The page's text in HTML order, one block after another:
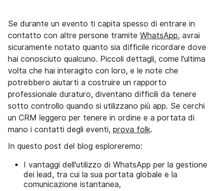
Se durante un evento ti capita spesso di entrare in
contatto con altre persone tramite WhatsApp, avrai
sicuramente notato quanto sia difficile ricordare dove
hai conosciuto qualcuno. Piccoli dettagli, come l'ultima
volta che hai interagito con loro, e le note che
potrebbero aiutarti a costruire un rapporto
professionale duraturo, diventano difficili da tenere
sotto controllo quando si utilizzano più app. Se cerchi
un CRM leggero per tenere in ordine e a portata di
mano i contatti degli eventi, prova folk.
In questo post del blog esploreremo:
I vantaggi dell'utilizzo di WhatsApp per la gestione
dei lead, tra cui la sua portata globale e la
comunicazione istantanea,